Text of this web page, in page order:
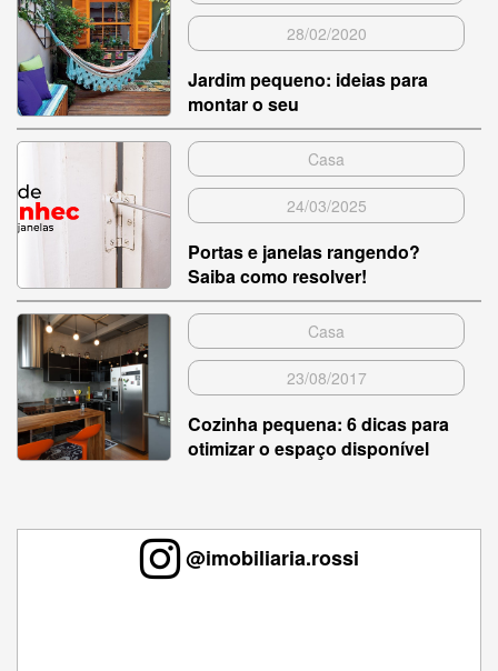
28/02/2020
Jardim pequeno: ideias para
montar o seu
Casa
24/03/2025
Portas e janelas rangendo?
Saiba como resolver!
Casa
23/08/2017
Cozinha pequena: 6 dicas para
otimizar o espaço disponível
@imobiliaria.rossi